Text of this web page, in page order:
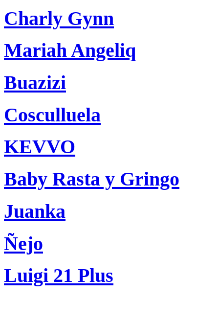
Charly Gynn
Mariah Angeliq
Buazizi
Cosculluela
KEVVO
Baby Rasta y Gringo
Juanka
Ñejo
Luigi 21 Plus